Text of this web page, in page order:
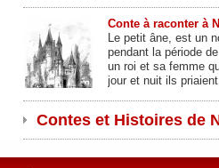
Conte à raconter à
Le petit âne, est un
pendant la période
un roi et sa femme
jour et nuit ils
Contes et Histoires de